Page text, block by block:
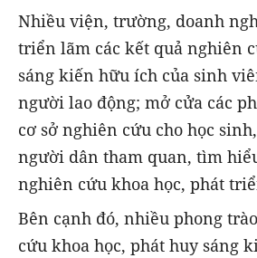
Nhiều viện, trường, doanh
triển lãm các kết quả nghiên
sáng kiến hữu ích của sinh
người lao động; mở cửa các
cơ sở nghiên cứu cho học
người dân tham quan, tìm
nghiên cứu khoa học, phát
Bên cạnh đó, nhiều phong
cứu khoa học, phát huy sáng